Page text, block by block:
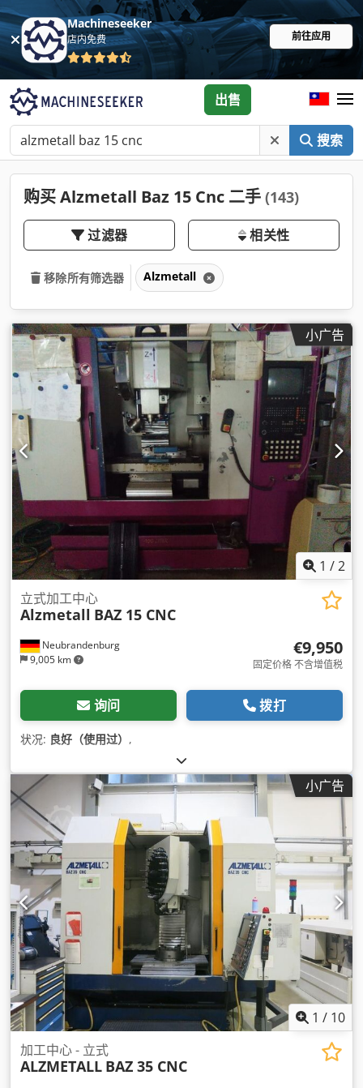
Machineseeker
店内免费 前往应用
搜索
出售
购买 Alzmetall Baz 15 Cnc 二手 (143)
过滤器 相关性
移除所有筛选器 Alzmetall
小广告
1 /2
Neubrandenburg
9,005 km
立式加工中心
Alzmetall BAZ 15 CNC
€9,950
固定价格 不含增值税
询问 拨打
状况: 良好（使用过） ,
小广告
1 / 10
加工中心 - 立式
ALZMETALL BAZ 35 CNC